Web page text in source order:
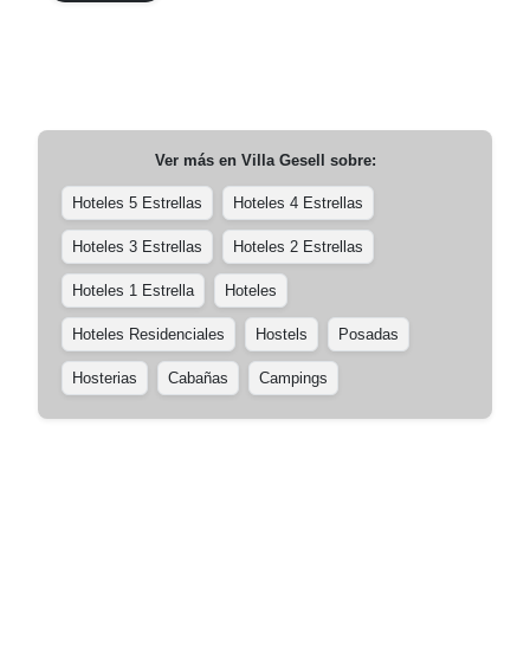
Ver más en Villa Gesell sobre:
Hoteles 5 Estrellas Hoteles 4 Estrellas
Hoteles 3 Estrellas Hoteles 2 Estrellas
Hoteles 1 Estrella Hoteles
Hoteles Residenciales Hostels Posadas
Hosterias Cabañas Campings